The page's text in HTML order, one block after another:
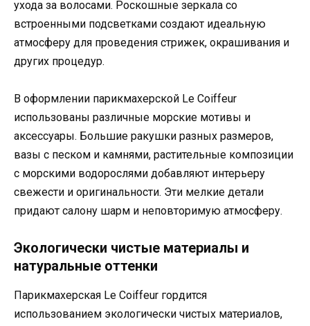
ухода за волосами. Роскошные зеркала со
встроенными подсветками создают идеальную
атмосферу для проведения стрижек, окрашивания и
других процедур.
В оформлении парикмахерской Le Coiffeur
использованы различные морские мотивы и
аксессуары. Большие ракушки разных размеров,
вазы с песком и камнями, растительные композиции
с морскими водорослями добавляют интерьеру
свежести и оригинальности. Эти мелкие детали
придают салону шарм и неповторимую атмосферу.
Экологически чистые материалы и
натуральные оттенки
Парикмахерская Le Coiffeur гордится
использованием экологически чистых материалов,